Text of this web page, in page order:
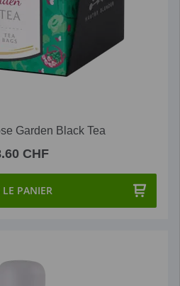
Garden Black Tea
CHF
LE PANIER